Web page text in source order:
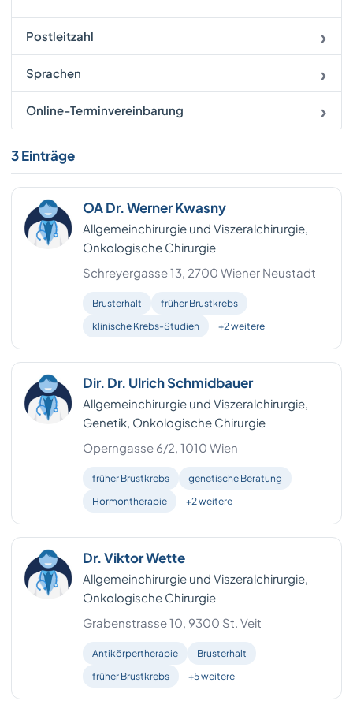
Postleitzahl
Sprachen
Online-Terminvereinbarung
3 Einträge
OA Dr. Werner Kwasny
Allgemeinchirurgie und Viszeralchirurgie,
Onkologische Chirurgie
Schreyergasse 13, 2700 Wiener Neustadt
Brusterhalt
früher Brustkrebs
klinische Krebs-Studien
+2 weitere
Dir. Dr. Ulrich Schmidbauer
Allgemeinchirurgie und Viszeralchirurgie,
Genetik, Onkologische Chirurgie
Operngasse 6/2, 1010 Wien
früher Brustkrebs
genetische Beratung
Hormontherapie
+2 weitere
Dr. Viktor Wette
Allgemeinchirurgie und Viszeralchirurgie,
Onkologische Chirurgie
Grabenstrasse 10, 9300 St. Veit
Antikörpertherapie
Brusterhalt
früher Brustkrebs
+5 weitere